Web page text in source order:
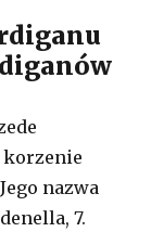
korzenie
nazwa
7.